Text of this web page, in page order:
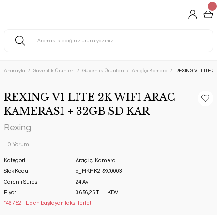
Anasayfa Güvenlik Ürünleri Güvenlik Ürünleri Araç İçi Kamera REXING V1 LITE
REXING V1 LITE 2K WIFI ARAC
KAMERASI + 32GB SD KAR
Rexing
0 Yorum
Kategori
Araç İçi Kamera
Stok Kodu
o_MKMK2RXG0003
Garanti Süresi
24 Ay
Fiyat
3.656,25 TL + KDV
*467,52 TL den başlayan taksitlerle!